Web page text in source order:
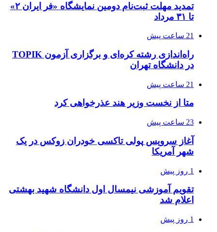
تمدید مهلت ثبت‌نام دومین نمایشگاه «فر ایران ۲»
تا ۳۱ مرداد
21 ساعت پیش
راه‌اندازی رشته کره‌ای و برگزاری آزمون TOPIK
در دانشگاه تهران
21 ساعت پیش
متا از نخست وزیر هند عذرخواهی کرد
23 ساعت پیش
آغاز سرویس پولی تاکسی خودران زوکس در یک
شهر آمریکا
1 روز پیش
تقویم آموزشی نیمسال اول دانشگاه شهید بهشتی
اعلام شد
1 روز پیش